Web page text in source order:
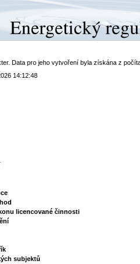
Data pro jeho vytvoření byla získána z
14:12:48
licencované činnosti
subjektů